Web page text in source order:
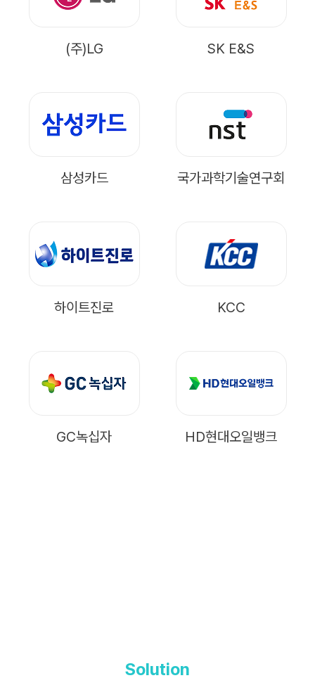
(주)LG SK E&S
삼성카드 국가과학기술연구회
하이트진로 KCC
GC녹십자 HD현대오일뱅크
Solution